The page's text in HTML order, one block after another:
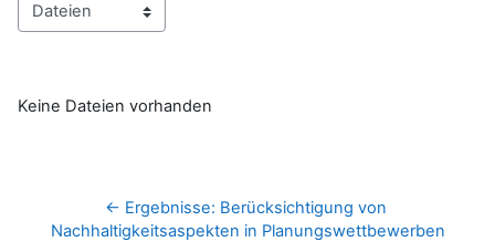
Keine Dateien vorhanden
← Ergebnisse: Berücksichtigung von
Nachhaltigkeitsaspekten in Planungswettbewerben